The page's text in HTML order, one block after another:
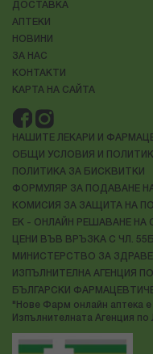
ДОСТАВКА
АПТЕКИ
НОВИНИ
ЗА НАС
КОНТАКТИ
КАРТА НА САЙТА
НАШИТЕ ЛЕКАРИ И
ОБЩИ УСЛОВИЯ И
ПОЛИТИКА ЗА БИСКВИТКИ
ФОРМУЛЯР ЗА ПОДАВАНЕ
КОМИСИЯ ЗА ЗАЩИТА НА
ЕК - ОНЛАЙН РЕШАВАНЕ НА
ЦЕНИ ВЪВ ВРЪЗКА С ЧЛ.
МИНИСТЕРСТВО ЗА
ИЗПЪЛНИТЕЛНА АГЕНЦИЯ
БЪЛГАРСКИ
"Нове Фарм онлайн аптека е
Изпълнителната Агенция по